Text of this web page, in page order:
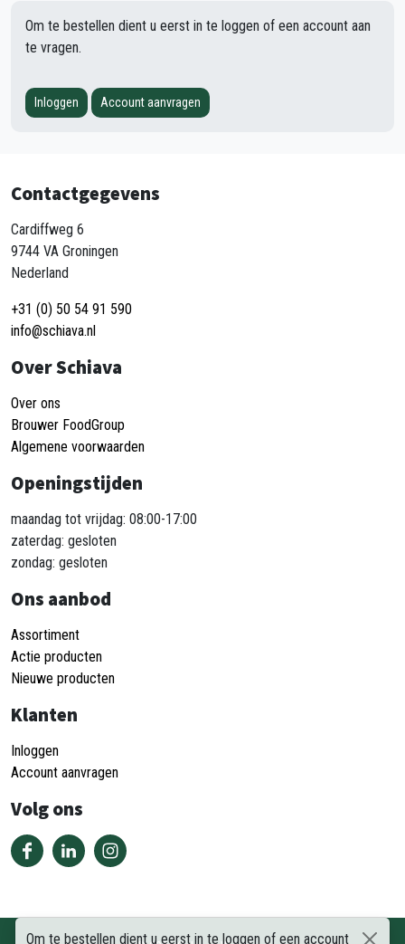
Om te bestellen dient u eerst in te loggen of een account aan
te vragen.
Inloggen Account aanvragen
Om te bestellen dient u eerst in te loggen of een account
Contactgegevens
Cardiffweg 6
9744 VA Groningen
Nederland
+31 (0) 50 54 91 590
info@schiava.nl
Over Schiava
Over ons
Brouwer FoodGroup
Algemene voorwaarden
Openingstijden
maandag tot vrijdag: 08:00-17:00
zaterdag: gesloten
zondag: gesloten
Ons aanbod
Assortiment
Actie producten
Nieuwe producten
Klanten
Inloggen
Account aanvragen
Volg ons